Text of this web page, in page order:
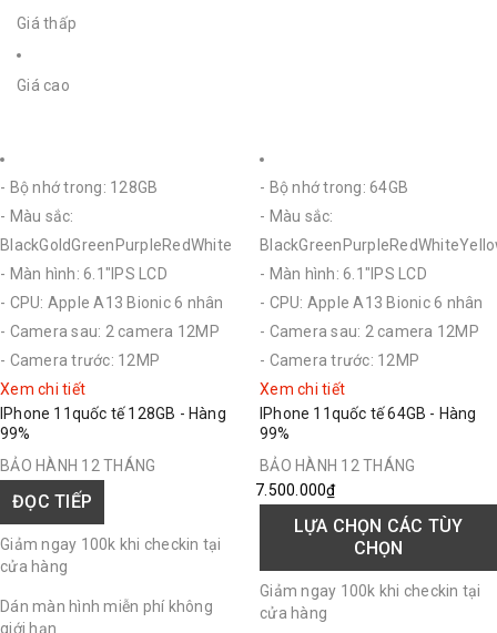
Giá thấp
Giá cao
- Bộ nhớ trong: 128GB
- Màu sắc:
BlackGoldGreenPurpleRedWhite
- Màn hình: 6.1"IPS LCD
- CPU: Apple A13 Bionic 6 nhân
- Camera sau: 2 camera 12MP
- Camera trước: 12MP
Xem chi tiết
IPhone 11quốc tế 128GB - Hàng
99%
BẢO HÀNH 12 THÁNG
ĐỌC TIẾP
Giảm ngay 100k khi checkin tại
cửa hàng
Dán màn hình miễn phí không
giới hạn
- Bộ nhớ trong: 64GB
- Màu sắc:
- Màn hình: 6.1"IPS LCD
- CPU: Apple A13 Bionic 6 nhân
- Camera sau: 2 camera 12MP
- Camera trước: 12MP
Xem chi tiết
IPhone 11quốc tế 64GB - Hàng
99%
BẢO HÀNH 12 THÁNG
7.500.000₫
LỰA CHỌN CÁC TÙY
CHỌN
Giảm ngay 100k khi checkin tại
cửa hàng